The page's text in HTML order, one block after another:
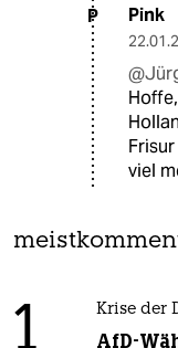
P Pink
viel
1 Krise der
AfD-